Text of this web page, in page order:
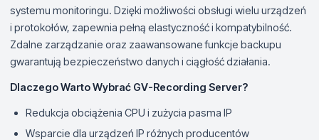
systemu monitoringu. Dzięki możliwości obsługi wielu urządzeń
i protokołów, zapewnia pełną elastyczność i kompatybilność.
Zdalne zarządzanie oraz zaawansowane funkcje backupu
gwarantują bezpieczeństwo danych i ciągłość działania.
Dlaczego Warto Wybrać GV-Recording Server?
Redukcja obciążenia CPU i zużycia pasma IP
Wsparcie dla urządzeń IP różnych producentów